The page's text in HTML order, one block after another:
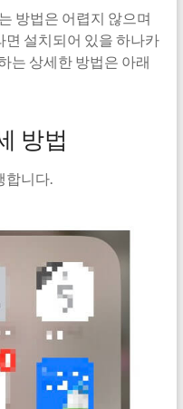
방법은 어렵지 않으며
설치되어 있을 하나카
는 상세한 방법은 아래
방법
합니다.